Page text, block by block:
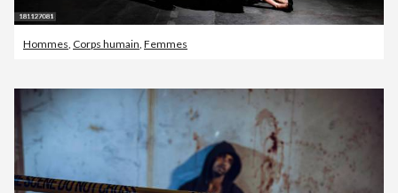
Hommes Corps humain Femmes